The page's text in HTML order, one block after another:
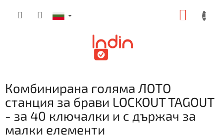
Комбинирана голяма ЛОТО
станция за брави LOCKOUT TAGOUT
- за 40 ключалки и с държач за
малки елементи